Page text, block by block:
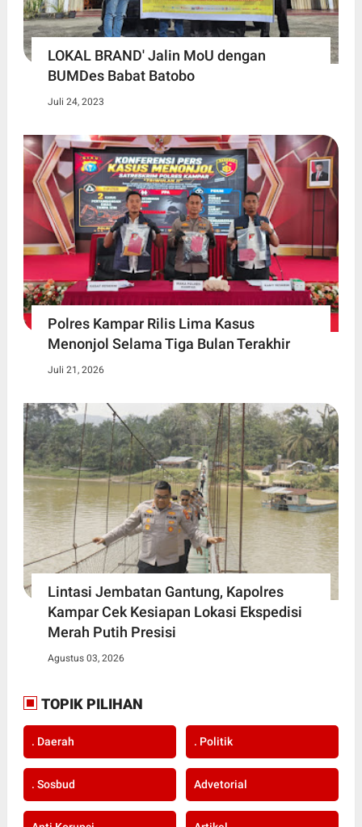
LOKAL BRAND' Jalin MoU dengan
BUMDes Babat Batobo
Juli 24, 2023
Polres Kampar Rilis Lima Kasus
Menonjol Selama Tiga Bulan Terakhir
Juli 21, 2026
Lintasi Jembatan Gantung, Kapolres
Kampar Cek Kesiapan Lokasi Ekspedisi
Merah Putih Presisi
Agustus 03, 2026
TOPIK PILIHAN
. Daerah . Politik
. Sosbud Advetorial